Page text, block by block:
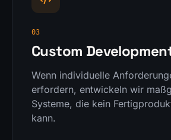
03
Custom
Wenn individuelle
erfordern, entwickeln wir
Systeme, die kein
kann.